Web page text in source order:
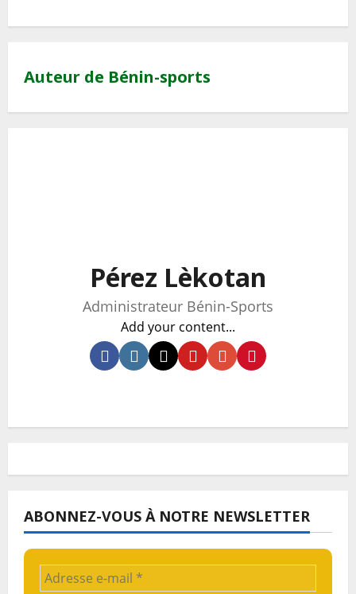
Auteur de Bénin-sports
Pérez Lèkotan
Administrateur Bénin-Sports
Add your content...
ABONNEZ-VOUS À NOTRE NEWSLETTER